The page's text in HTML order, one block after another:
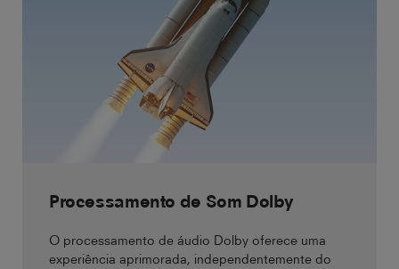
Processamento de Som Dolby
O processamento de áudio Dolby oferece uma
experiência aprimorada, independentemente do